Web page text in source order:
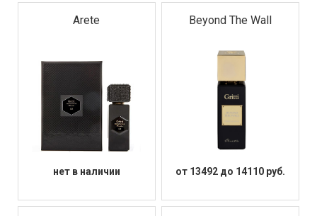
Arete
нет в наличии
Beyond The Wall
от 13492 до 14110 руб.